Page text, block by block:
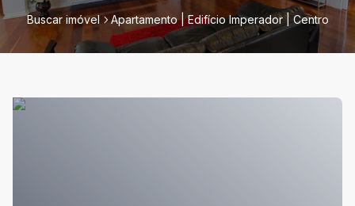
Buscar imóvel Apartamento | Edifício Imperador | Centro